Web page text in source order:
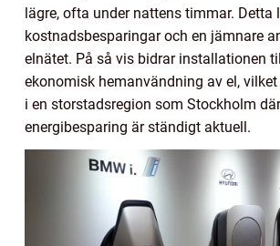
lägre, ofta under nattens timmar. Detta
kostnadsbesparingar och en jämnare
elnätet. På så vis bidrar installationen
ekonomisk hemanvändning av el,
i en storstadsregion som Stockholm
energibesparing är ständigt aktuell.